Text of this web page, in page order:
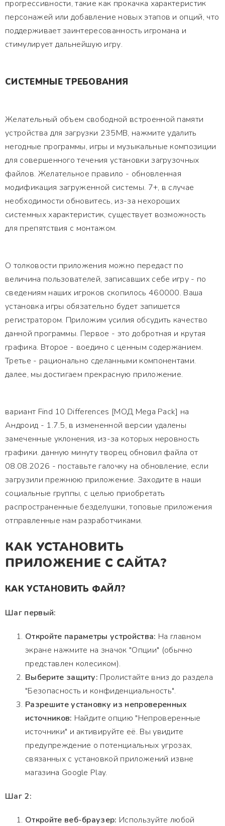
прогрессивности, такие как прокачка характеристик
персонажей или добавление новых этапов и опций, что
поддерживает заинтересованность игромана и
стимулирует дальнейшую игру.
СИСТЕМНЫЕ ТРЕБОВАНИЯ
Желательный объем свободной встроенной памяти
устройства для загрузки 235MB, нажмите удалить
негодные программы, игры и музыкальные композиции
для совершенного течения установки загрузочных
файлов. Желательное правило - обновленная
модификация загруженной системы. 7+, в случае
необходимости обновитесь, из-за нехороших
системных характеристик, существует возможность
для препятствия с монтажом.
О толковости приложения можно передаст по
величина пользователей, записавших себе игру - по
сведениям наших игроков скопилось 460000. Ваша
установка игры обязательно будет запишется
регистратором. Приложим усилия обсудить качество
данной программы. Первое - это добротная и крутая
графика. Второе - воедино с ценным содержанием.
Третье - рационально сделанными компонентами.
далее, мы достигаем прекрасную приложение.
вариант Find 10 Differences [МОД Mega Pack] на
Андроид - 1.7.5, в измененной версии удалены
замеченные уклонения, из-за которых неровность
графики. данную минуту творец обновил файла от
08.08.2026 - поставьте галочку на обновление, если
загрузили прежнюю приложение. Заходите в наши
социальные группы, с целью приобретать
распространенные безделушки, топовые приложения
отправленные нам разработчиками.
КАК УСТАНОВИТЬ
ПРИЛОЖЕНИЕ С САЙТА?
КАК УСТАНОВИТЬ ФАЙЛ?
Шаг первый:
Откройте параметры устройства: На главном
экране нажмите на значок "Опции" (обычно
представлен колесиком).
Выберите защиту: Пролистайте вниз до раздела
"Безопасность и конфиденциальность".
Разрешите установку из непроверенных
источников: Найдите опцию "Непроверенные
источники" и активируйте её. Вы увидите
предупреждение о потенциальных угрозах,
связанных с установкой приложений извне
магазина Google Play.
Шаг 2:
Откройте веб-браузер: Используйте любой